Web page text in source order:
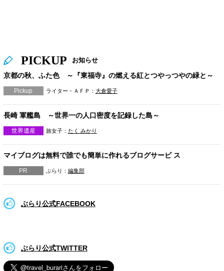
PICKUP お知らせ
京都の秋、ふた色 ～『東福寺』の燃える紅とつやっつやの緑と～
Pickup ライター・ＡＦＰ： 大倉愛子
長崎 軍艦島 ～世界一の人口密度を記録した島～
世界遺産 旅女子： たく みかり
マイブログは無料で誰でも簡単に作れるブログサービ ス
PR ぶらり： 編集部
ぶらり公式FACEBOOK
ぶらり公式TWITTER